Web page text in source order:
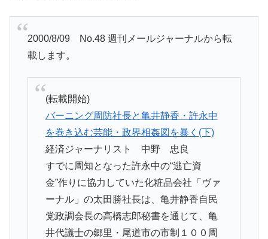
2000/8/09 No.48 週刊メールジャーナルから転
載します。
(転載開始)
バーニング周防社長と亀井静香・許永中
を巻き込む芸能・政界相姦図を暴く(下)
経済ジャーナリスト 中野 忠良
すでに周知となった許永中の“逃亡資
金”作りに協力していた化粧品会社「ヴァ
ーナル」の太田勝社長は、亀井静香自民
党政調会長の高橋志郎秘書を通じて、亀
井代議士の郷里・尾道市の市制１００周